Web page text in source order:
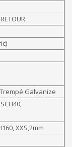
Galvanize
XXS,2mm